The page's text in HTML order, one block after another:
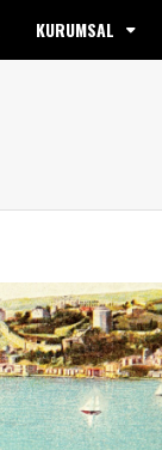
KURUMSAL